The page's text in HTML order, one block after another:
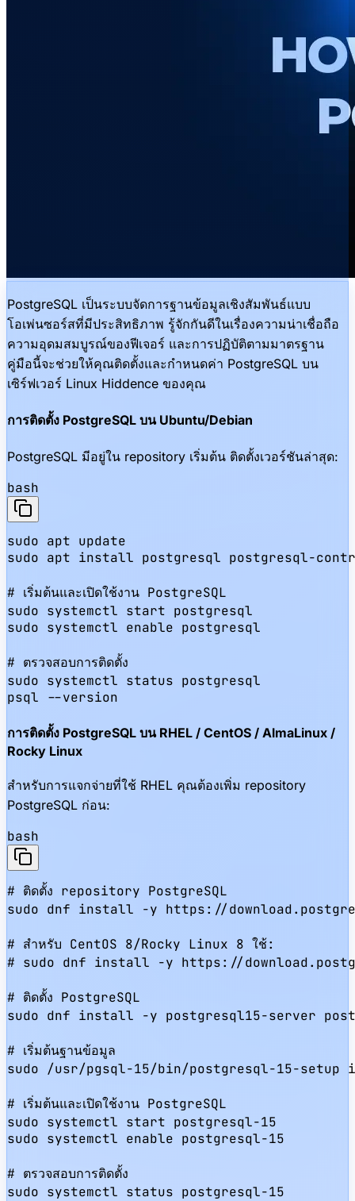
PostgreSQL เป็นระบบจัดการฐานข้อมูลเชิงสัมพันธ์แบบ
โอเพ่นซอร์สที่มีประสิทธิภาพ รู้จักกันดีในเรื่องความน่าเชื่อถือ
ความอุดมสมบูรณ์ของฟีเจอร์ และการปฏิบัติตามมาตรฐาน
คู่มือนี้จะช่วยให้คุณติดตั้งและกำหนดค่า PostgreSQL บน
เซิร์ฟเวอร์ Linux Hiddence ของคุณ
การติดตั้ง PostgreSQL บน Ubuntu/Debian
PostgreSQL มีอยู่ใน repository เริ่มต้น ติดตั้งเวอร์ชันล่าสุด:
bash
sudo apt update
sudo apt install postgresql postgresql-
# เริ่มต้นและเปิดใช้งาน PostgreSQL
sudo systemctl start postgresql
sudo systemctl enable postgresql
# ตรวจสอบการติดตั้ง
sudo systemctl status postgresql
psql --version
การติดตั้ง PostgreSQL บน RHEL / CentOS / AlmaLinux /
Rocky Linux
สำหรับการแจกจ่ายที่ใช้ RHEL คุณต้องเพิ่ม repository
PostgreSQL ก่อน:
bash
# ติดตั้ง repository PostgreSQL
sudo dnf install -y https://
# สำหรับ CentOS 8/Rocky Linux 8 ใช้:
# sudo dnf install -y https://
# ติดตั้ง PostgreSQL
sudo dnf install -y postgresql15-server
# เริ่มต้นฐานข้อมูล
sudo /usr/pgsql-15/bin/postgresql-15-setup
# เริ่มต้นและเปิดใช้งาน PostgreSQL
sudo systemctl start postgresql-15
sudo systemctl enable postgresql-15
# ตรวจสอบการติดตั้ง
sudo systemctl status postgresql-15